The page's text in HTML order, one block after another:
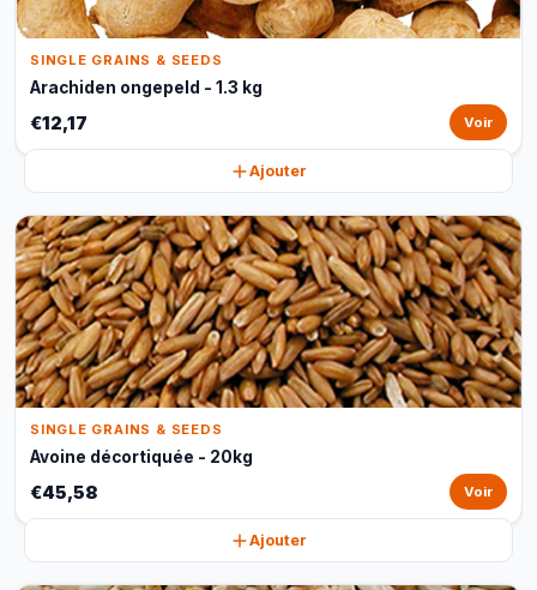
SINGLE GRAINS & SEEDS
Arachiden ongepeld - 1.3 kg
€12,17 Voir
Ajouter
SINGLE GRAINS & SEEDS
Avoine décortiquée - 20kg
€45,58 Voir
Ajouter